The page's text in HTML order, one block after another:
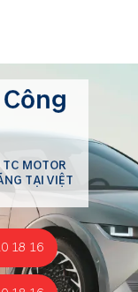
TC MOTOR
TẠI VIỆT
18 16